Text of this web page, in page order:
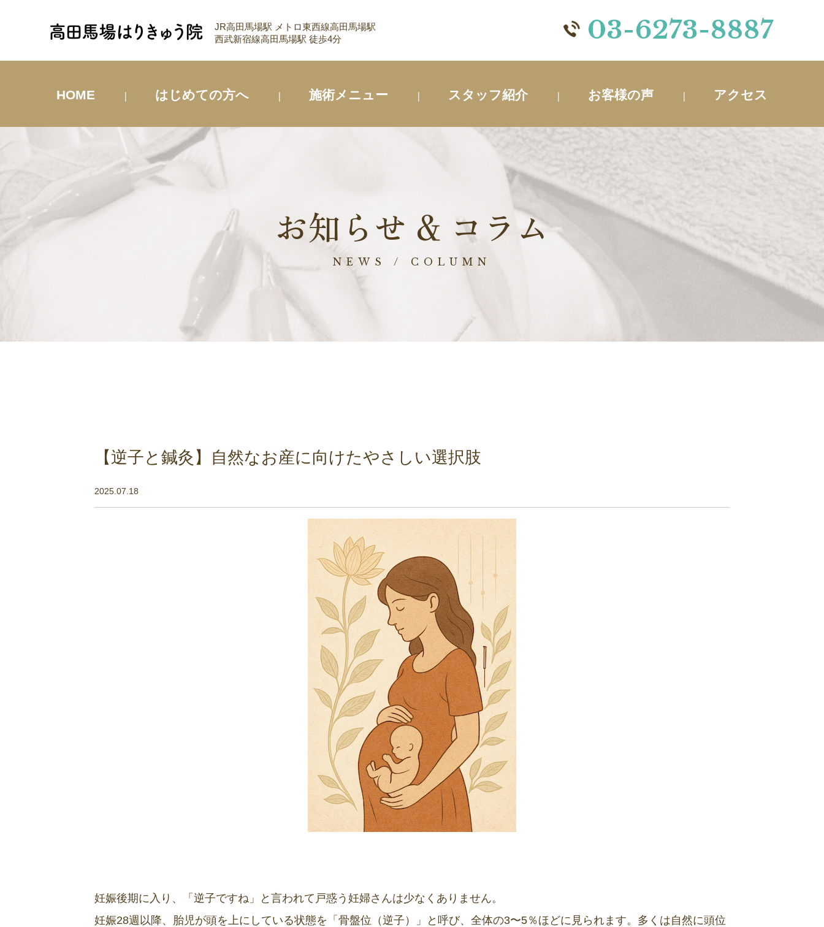
JR高田馬場駅 メトロ東西線高田馬場駅
西武新宿線高田馬場駅 徒歩4分
03-6273-8887
HOME はじめての方へ 施術メニュー スタッフ紹介 お客様の声 アクセス
お知らせ & コラム
NEWS / COLUMN
【逆子と鍼灸】自然なお産に向けたやさしい選択肢
2025.07.18
妊娠後期に入り、「逆子ですね」と言われて戸惑う妊婦さんは少なくありません。
妊娠28週以降、胎児が頭を上にしている状態を「骨盤位（逆子）」と呼び、全体の3〜5％ほどに見られます。多くは自然に頭位